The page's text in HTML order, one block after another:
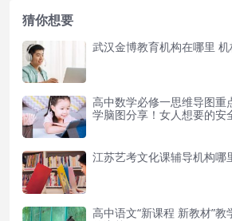
猜你想要
武汉金博教育机构在哪里
高中数学必修一思维导图重
学脑图分享！女人想要的安
江苏艺考文化课辅导机构哪
高中语文“新课程 新教材”